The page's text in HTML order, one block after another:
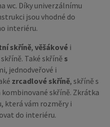
wc. Díky univerzálnímu
jsou vhodné do
interiéru.
skříně, věšákové i
Také skříně s
jednodveřové i
zrcadlové skříně, skříně s
skříně. Zkrátka
která vám rozměry i
do interiéru.